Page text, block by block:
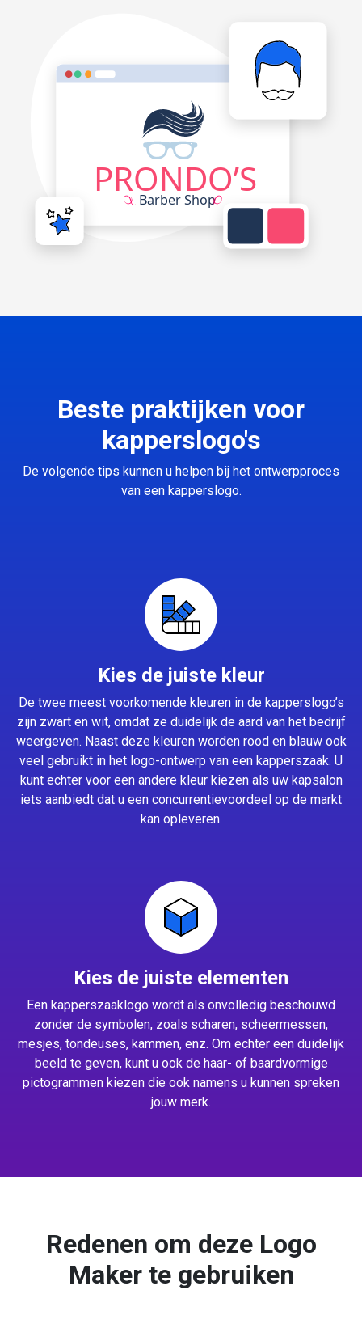
Beste praktijken voor
kapperslogo's
De volgende tips kunnen u helpen bij het ontwerpproces
van een kapperslogo.
Kies de juiste kleur
De twee meest voorkomende kleuren in de kapperslogo’s
zijn zwart en wit, omdat ze duidelijk de aard van het bedrijf
weergeven. Naast deze kleuren worden rood en blauw ook
veel gebruikt in het logo-ontwerp van een kapperszaak. U
kunt echter voor een andere kleur kiezen als uw kapsalon
iets aanbiedt dat u een concurrentievoordeel op de markt
kan opleveren.
Kies de juiste elementen
Een kapperszaaklogo wordt als onvolledig beschouwd
zonder de symbolen, zoals scharen, scheermessen,
mesjes, tondeuses, kammen, enz. Om echter een duidelijk
beeld te geven, kunt u ook de haar- of baardvormige
pictogrammen kiezen die ook namens u kunnen spreken
jouw merk.
Redenen om deze Logo
Maker te gebruiken